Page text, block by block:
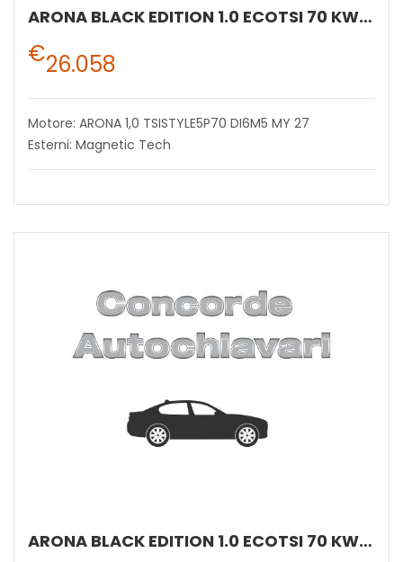
ARONA BLACK EDITION 1.0 ECOTSI 70 KW (95 CV) BENZINA MANUALE 5 MARCE 2WD
€26.058
Motore: ARONA 1,0 TSISTYLE5P70 DI6M5 MY 27
Esterni: Magnetic Tech
ARONA BLACK EDITION 1.0 ECOTSI 70 KW (95 CV) BENZINA MANUALE 5 MARCE 2WD